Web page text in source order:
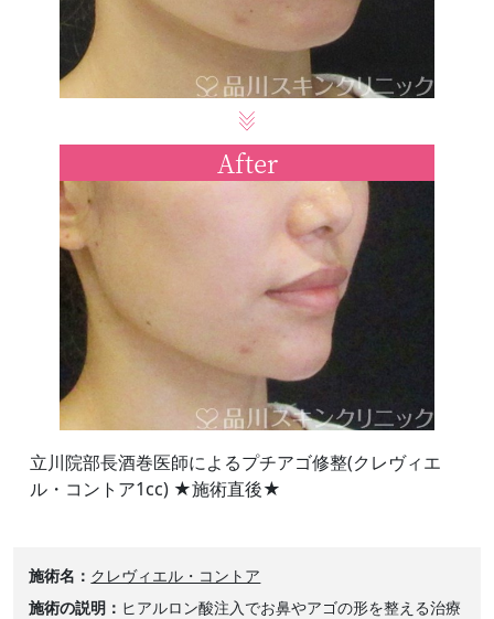
After
立川院部長酒巻医師によるプチアゴ修整(クレヴィエ
ル・コントア1cc) ★施術直後★
施術名
クレヴィエル・コントア
施術の説明
ヒアルロン酸注入でお鼻やアゴの形を整える治療